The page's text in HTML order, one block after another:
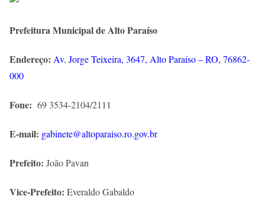
Prefeitura Municipal de Alto Paraíso
Endereço: Av. Jorge Teixeira, 3647, Alto Paraíso – RO, 76862-
000
Fone: 69 3534-2104/2111
E-mail: gabinete@altoparaiso.ro.gov.br
Prefeito: João Pavan
Vice-Prefeito: Everaldo Gabaldo